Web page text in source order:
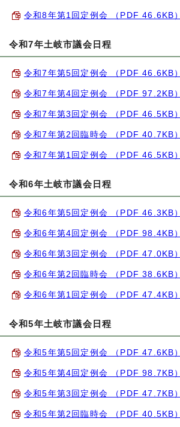
令和8年第1回定例会 （PDF 46.6KB）
令和7年土岐市議会日程
令和7年第5回定例会 （PDF 46.6KB）
令和7年第4回定例会 （PDF 97.2KB）
令和7年第3回定例会 （PDF 46.5KB）
令和7年第2回臨時会 （PDF 40.7KB）
令和7年第1回定例会 （PDF 46.5KB）
令和6年土岐市議会日程
令和6年第5回定例会 （PDF 46.3KB）
令和6年第4回定例会 （PDF 98.4KB）
令和6年第3回定例会 （PDF 47.0KB）
令和6年第2回臨時会 （PDF 38.6KB）
令和6年第1回定例会 （PDF 47.4KB）
令和5年土岐市議会日程
令和5年第5回定例会 （PDF 47.6KB）
令和5年第4回定例会 （PDF 98.7KB）
令和5年第3回定例会 （PDF 47.7KB）
令和5年第2回臨時会 （PDF 40.5KB）